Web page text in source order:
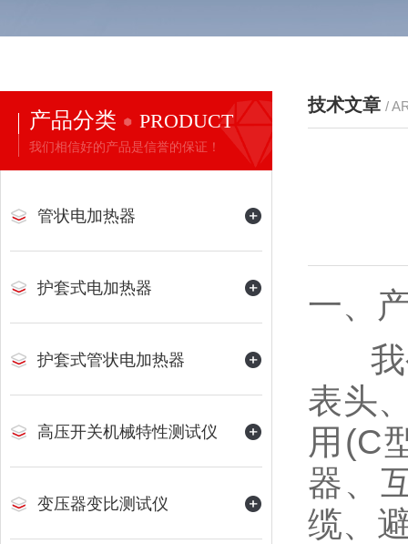
产品分类 PRODUCT
我们相信好的产品是信誉的保证！
管状电加热器
护套式电加热器
护套式管状电加热器
高压开关机械特性测试仪
变压器变比测试仪
技术文章 /
一、
我
表头
用(C
器、
缆、